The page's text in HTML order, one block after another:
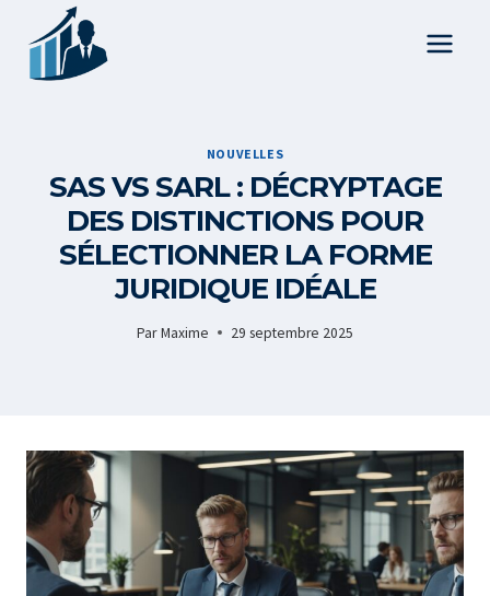
contenu
NOUVELLES
SAS VS SARL : DÉCRYPTAGE
DES DISTINCTIONS POUR
SÉLECTIONNER LA FORME
JURIDIQUE IDÉALE
Par Maxime 29 septembre 2025